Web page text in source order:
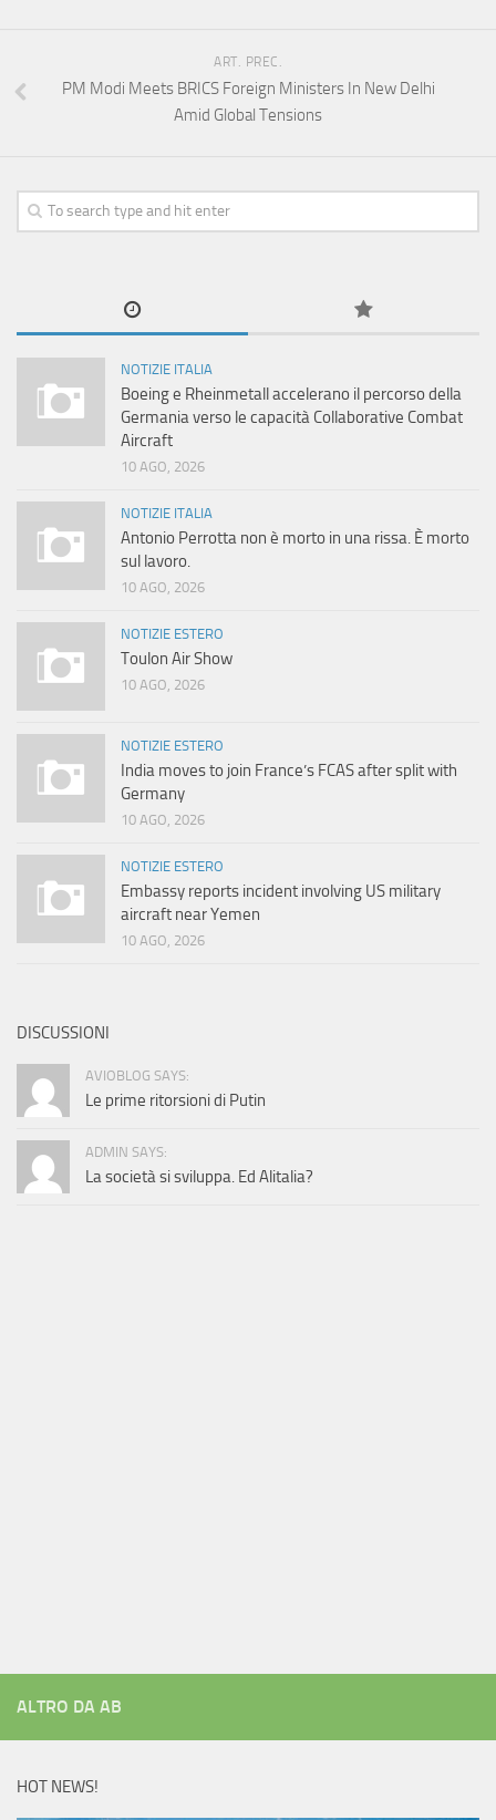
ART. PREC.
PM Modi Meets BRICS Foreign Ministers In New Delhi
Amid Global Tensions
NOTIZIE ITALIA
Boeing e Rheinmetall accelerano il percorso della
Germania verso le capacità Collaborative Combat
Aircraft
10 AGO, 2026
NOTIZIE ITALIA
Antonio Perrotta non è morto in una rissa. È morto
sul lavoro.
10 AGO, 2026
NOTIZIE ESTERO
Toulon Air Show
10 AGO, 2026
NOTIZIE ESTERO
India moves to join France’s FCAS after split with
Germany
10 AGO, 2026
NOTIZIE ESTERO
Embassy reports incident involving US military
aircraft near Yemen
10 AGO, 2026
DISCUSSIONI
AVIOBLOG SAYS:
Le prime ritorsioni di Putin
ADMIN SAYS:
La società si sviluppa. Ed Alitalia?
ALTRO DA AB
HOT NEWS!